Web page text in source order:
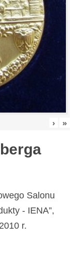
› »
Salonu
- IENA”,
r.